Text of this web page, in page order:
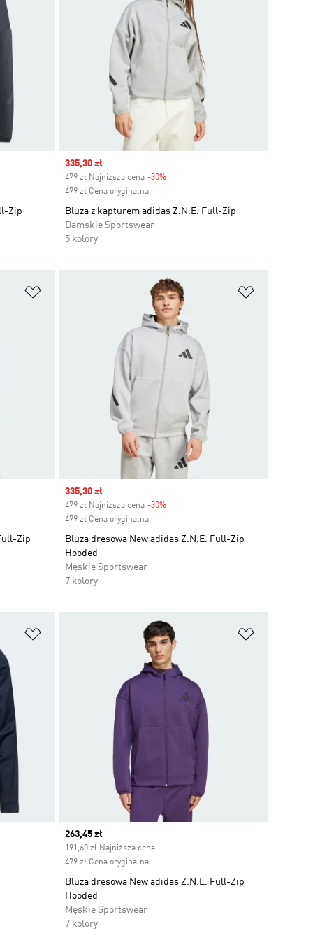
Zip
Sale price
335,30 zł
479 zł Najniższa cena -30%Discount
479 zł Cena oryginalna
Bluza z kapturem adidas Z.N.E. Full-Zip
Damskie Sportswear
5 kolory
Zip
Sale price
335,30 zł
479 zł Najniższa cena -30%Discount
479 zł Cena oryginalna
Bluza dresowa New adidas Z.N.E. Full-Zip
Hooded
Męskie Sportswear
7 kolory
Dodaj do listy życzeń
Current price
263,45 zł
191,60 zł Najniższa cena
479 zł Cena oryginalna
Bluza dresowa New adidas Z.N.E. Full-Zip
Hooded
Męskie Sportswear
7 kolory